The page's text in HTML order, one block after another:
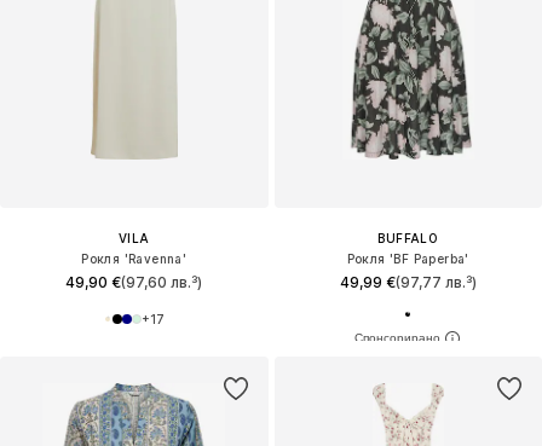
VILA
Рокля 'Ravenna'
49,90 €(97,60 лв.³)
+17
BUFFALO
Рокля 'BF Paperba'
49,99 €(97,77 лв.³)